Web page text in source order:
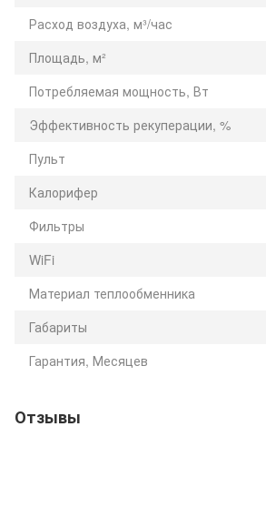
Расход воздуха, м³/час
Площадь, м²
Потребляемая мощность, Вт
Эффективность рекуперации, %
Пульт
Калорифер
Фильтры
WiFi
Материал теплообменника
Габариты
Гарантия, Месяцев
Отзывы